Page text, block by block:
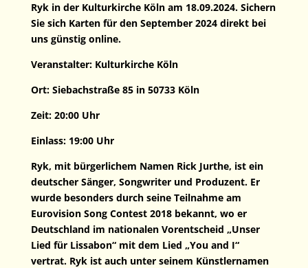
Ryk in der Kulturkirche Köln am 18.09.2024. Sichern
Sie sich Karten für den September 2024 direkt bei
uns günstig online.
Veranstalter: Kulturkirche Köln
Ort: Siebachstraße 85 in 50733 Köln
Zeit: 20:00 Uhr
Einlass: 19:00 Uhr
Ryk, mit bürgerlichem Namen Rick Jurthe, ist ein
deutscher Sänger, Songwriter und Produzent. Er
wurde besonders durch seine Teilnahme am
Eurovision Song Contest 2018 bekannt, wo er
Deutschland im nationalen Vorentscheid „Unser
Lied für Lissabon“ mit dem Lied „You and I“
vertrat. Ryk ist auch unter seinem Künstlernamen